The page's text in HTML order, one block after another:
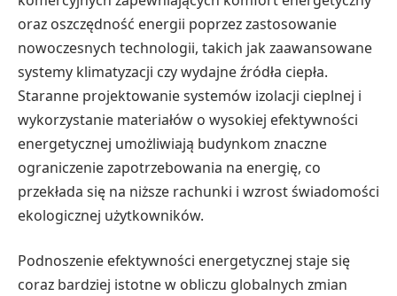
oraz oszczędność energii poprzez zastosowanie
nowoczesnych technologii, takich jak zaawansowane
systemy klimatyzacji czy wydajne źródła ciepła.
Staranne projektowanie systemów izolacji cieplnej i
wykorzystanie materiałów o wysokiej efektywności
energetycznej umożliwiają budynkom znaczne
ograniczenie zapotrzebowania na energię, co
przekłada się na niższe rachunki i wzrost świadomości
ekologicznej użytkowników.
Podnoszenie efektywności energetycznej staje się
coraz bardziej istotne w obliczu globalnych zmian